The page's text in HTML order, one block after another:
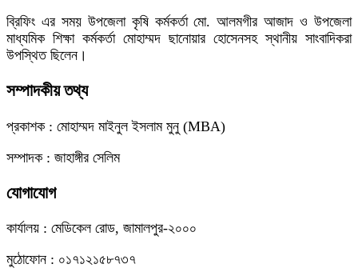
ব্রিফিং এর সময় উপজেলা কৃষি কর্মকর্তা মো. আলমগীর আজাদ ও উপজেলা
মাধ্যমিক শিক্ষা কর্মকর্তা মোহাম্মদ ছানোয়ার হোসেনসহ স্থানীয় সাংবাদিকরা
উপস্থিত ছিলেন।
সম্পাদকীয় তথ্য
প্রকাশক : মোহাম্মদ মাইনুল ইসলাম মুনু (MBA)
সম্পাদক : জাহাঙ্গীর সেলিম
যোগাযোগ
কার্যালয় : মেডিকেল রোড, জামালপুর-২০০০
মুঠোফোন : ০১৭১২১৫৮৭৩৭